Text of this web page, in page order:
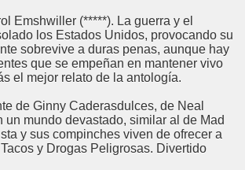
Emshwiller (*****). La guerra y el
los Estados Unidos, provocando su
sobrevive a duras penas, aunque hay
que se empeñan en mantener vivo
el mejor relato de la antología.
de Ginny Caderasdulces, de Neal
un mundo devastado, similar al de Mad
y sus compinches viven de ofrecer a
y Drogas Peligrosas. Divertido